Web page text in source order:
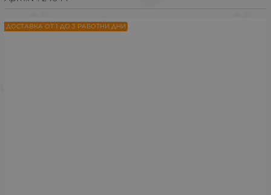
ДОСТАВКА ОТ 1 ДО 3 РАБОТНИ ДНИ